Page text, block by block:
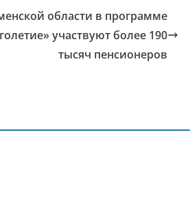
области в программе
участвуют более 190
тысяч пенсионеров